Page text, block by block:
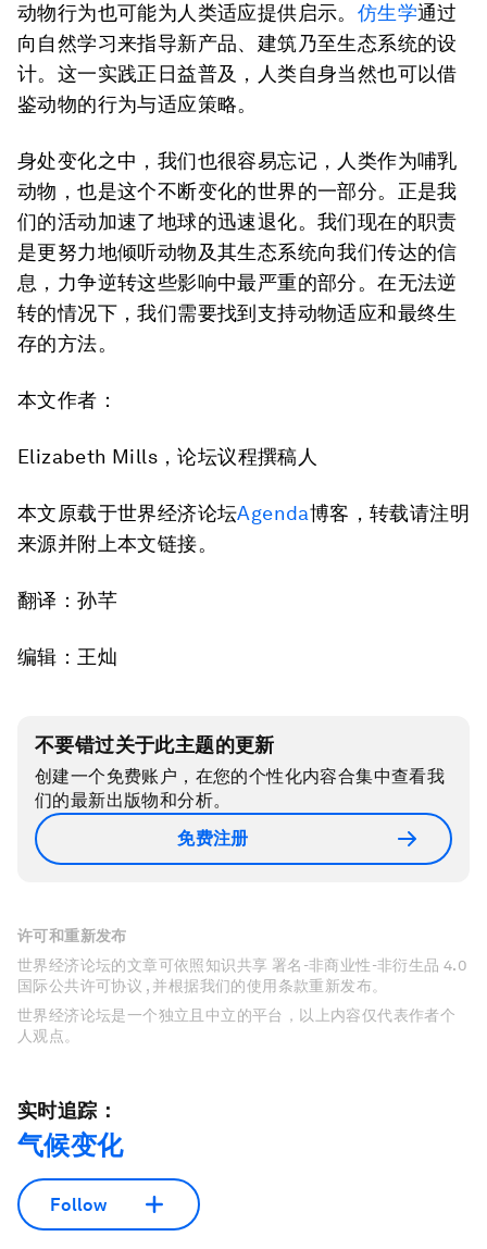
动物行为也可能为人类适应提供启示。 仿生学通过
向自然学习来指导新产品、建筑乃至生态系统的设
计。这一实践正日益普及，人类自身当然也可以借
鉴动物的行为与适应策略。
身处变化之中，我们也很容易忘记，人类作为哺乳
动物，也是这个不断变化的世界的一部分。正是我
们的活动加速了地球的迅速退化。我们现在的职责
是更努力地倾听动物及其生态系统向我们传达的信
息，力争逆转这些影响中最严重的部分。在无法逆
转的情况下，我们需要找到支持动物适应和最终生
存的方法。
本文作者：
Elizabeth Mills，论坛议程撰稿人
本文原载于世界经济论坛Agenda博客，转载请注明
来源并附上本文链接。
翻译：孙芊
编辑：王灿
不要错过关于此主题的更新
创建一个免费账户，在您的个性化内容合集中查看我
们的最新出版物和分析。
免费注册
许可和重新发布
世界经济论坛的文章可依照知识共享 署名-非商业性-非衍生品 4.0
国际公共许可协议 , 并根据我们的使用条款重新发布。
世界经济论坛是一个独立且中立的平台，以上内容仅代表作者个
人观点。
实时追踪：
气候变化
Follow